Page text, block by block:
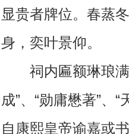
显贵者牌位。春蒸
身，奕叶景仰。
祠内匾额琳琅满
成”、“勋庸懋著”、
自康熙皇帝谕嘉或